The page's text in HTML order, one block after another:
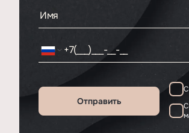
Отправить